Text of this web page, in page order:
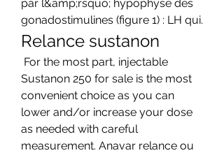
par l&amp;rsquo; hypophyse des
Relance sustanon
Sustanon 250 for sale is the most
convenient choice as you can
lower and/or increase your dose
as needed with careful
measurement. Anavar relance ou